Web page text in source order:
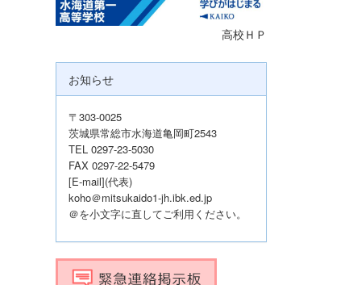
高校ＨＰ
お知らせ
〒303-0025
茨城県常総市水海道亀岡町2543
TEL 0297-23-5030
FAX 0297-22-5479
[E-mail](代表)
koho＠mitsukaido1-jh.ibk.ed.jp
＠を小文字に直してご利用ください。